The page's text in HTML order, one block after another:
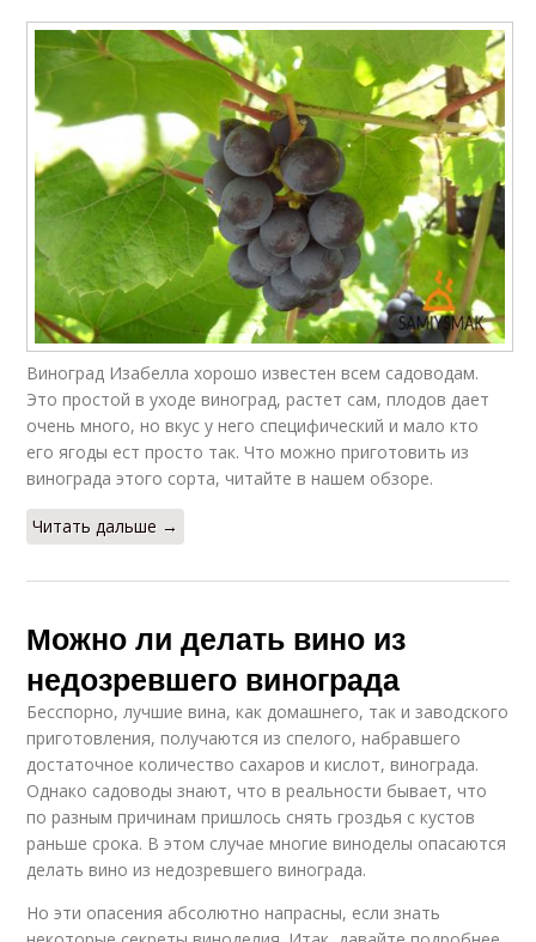
Виноград Изабелла хорошо известен всем садоводам.
Это простой в уходе виноград, растет сам, плодов дает
очень много, но вкус у него специфический и мало кто
его ягоды ест просто так. Что можно приготовить из
винограда этого сорта, читайте в нашем обзоре.
Читать дальше →
Можно ли делать вино из
недозревшего винограда
Бесспорно, лучшие вина, как домашнего, так и заводского
приготовления, получаются из спелого, набравшего
достаточное количество сахаров и кислот, винограда.
Однако садоводы знают, что в реальности бывает, что
по разным причинам пришлось снять гроздья с кустов
раньше срока. В этом случае многие виноделы опасаются
делать вино из недозревшего винограда.
Но эти опасения абсолютно напрасны, если знать